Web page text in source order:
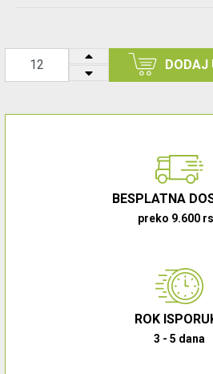
DODAJ
BESPLATNA
preko 9.600
ROK
3 - 5 dana